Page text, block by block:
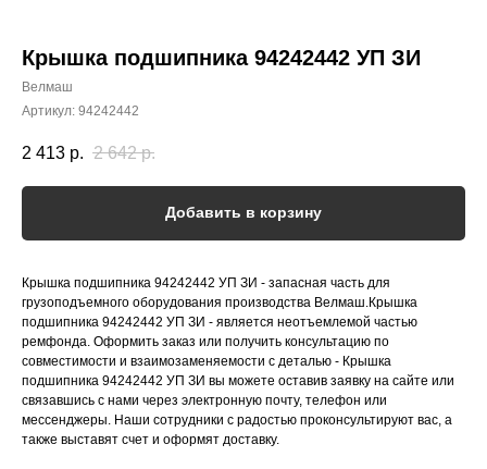
Крышка подшипника 94242442 УП ЗИ
Велмаш
Артикул: 94242442
2 413 р. 2 642 р.
Добавить в корзину
Крышка подшипника 94242442 УП ЗИ - запасная часть для
грузоподъемного оборудования производства Велмаш.Крышка
подшипника 94242442 УП ЗИ - является неотъемлемой частью
ремфонда. Оформить заказ или получить консультацию по
совместимости и взаимозаменяемости с деталью - Крышка
подшипника 94242442 УП ЗИ вы можете оставив заявку на сайте или
связавшись с нами через электронную почту, телефон или
мессенджеры. Наши сотрудники с радостью проконсультируют вас, а
также выставят счет и оформят доставку.